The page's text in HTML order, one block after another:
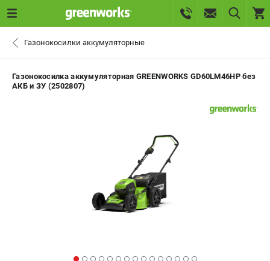
ВХОД ИЛИ РЕГИСТРАЦИЯ
- ЗАКАЗ ЗАПЧАСТЕЙ
0 ₽
Газонокосилки аккумуляторные
Газонокосилка аккумуляторная GREENWORKS GD60LM46HP без
АКБ и ЗУ (2502807)